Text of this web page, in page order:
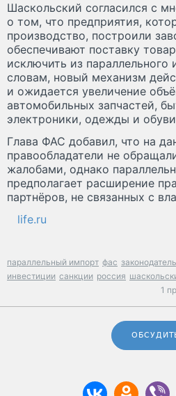
Шаскольский согласился с
о том, что предприятия,
производство, построили
обеспечивают поставку
исключить из параллельного
словам, новый механизм
и ожидается увеличение
автомобильных запчастей,
электроники, одежды и
Глава ФАС добавил, что на
правообладатели не
жалобами, однако
предполагает расширение
партнёров, не связанных с
life.ru
параллельный импорт фас
инвестиции санкции россия
1